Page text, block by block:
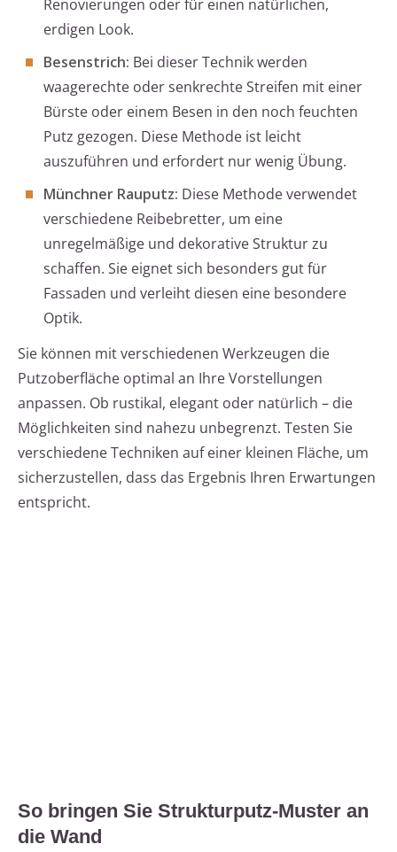
Renovierungen oder für einen natürlichen,
erdigen Look.
Besenstrich: Bei dieser Technik werden
waagerechte oder senkrechte Streifen mit einer
Bürste oder einem Besen in den noch feuchten
Putz gezogen. Diese Methode ist leicht
auszuführen und erfordert nur wenig Übung.
Münchner Rauputz: Diese Methode verwendet
verschiedene Reibebretter, um eine
unregelmäßige und dekorative Struktur zu
schaffen. Sie eignet sich besonders gut für
Fassaden und verleiht diesen eine besondere
Optik.
Sie können mit verschiedenen Werkzeugen die
Putzoberfläche optimal an Ihre Vorstellungen
anpassen. Ob rustikal, elegant oder natürlich – die
Möglichkeiten sind nahezu unbegrenzt. Testen Sie
verschiedene Techniken auf einer kleinen Fläche, um
sicherzustellen, dass das Ergebnis Ihren Erwartungen
entspricht.
So bringen Sie Strukturputz-Muster an
die Wand